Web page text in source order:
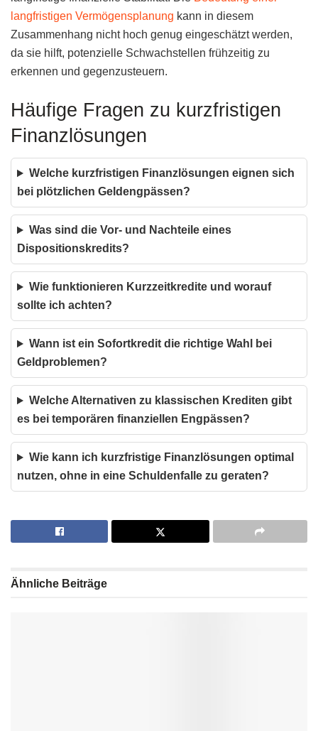
langfristigen Vermögensplanung kann in diesem
Zusammenhang nicht hoch genug eingeschätzt werden,
da sie hilft, potenzielle Schwachstellen frühzeitig zu
erkennen und gegenzusteuern.
Häufige Fragen zu kurzfristigen
Finanzlösungen
Welche kurzfristigen Finanzlösungen eignen sich
bei plötzlichen Geldengpässen?
Was sind die Vor- und Nachteile eines
Dispositionskredits?
Wie funktionieren Kurzzeitkredite und worauf
sollte ich achten?
Wann ist ein Sofortkredit die richtige Wahl bei
Geldproblemen?
Welche Alternativen zu klassischen Krediten gibt
es bei temporären finanziellen Engpässen?
Wie kann ich kurzfristige Finanzlösungen optimal
nutzen, ohne in eine Schuldenfalle zu geraten?
Ähnliche Beiträge